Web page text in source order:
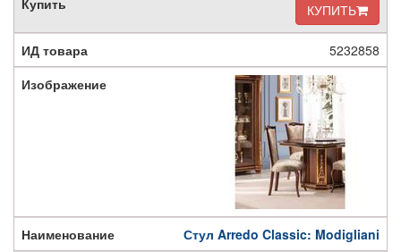
КУПИТЬ
5232858
Стул Arredo Classic: Modigliani